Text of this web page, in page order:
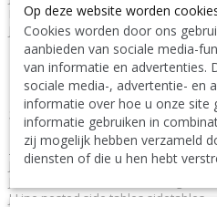
Fonce Noir
J-Line tables d appoint bouts de
Nous livrons aussi à l'étranger.
||We ship also abroad. Feel
auch im Ausland. Bitte
30 orContact Bcosy 1 CLICK
English:
J-Line by Jolipa Category: furniture
J-Line nested side tables sidetables
Op deze website worden
Cookies worden door ons
aanbieden van sociale media-
van informatie en advertenties.
sociale media-, advertentie- en
informatie over hoe u onze site
informatie gebruiken in
zij mogelijk hebben verzameld
diensten of die u hen hebt